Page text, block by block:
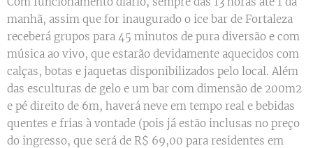
manhã, assim que for inaugurado o ice bar de Fortaleza
receberá grupos para 45 minutos de pura diversão e com
música ao vivo, que estarão devidamente aquecidos com
calças, botas e jaquetas disponibilizados pelo local. Além
das esculturas de gelo e um bar com dimensão de 200m2
e pé direito de 6m, haverá neve em tempo real e bebidas
quentes e frias à vontade (pois já estão inclusas no preço
do ingresso, que será de R$ 69,00 para residentes em